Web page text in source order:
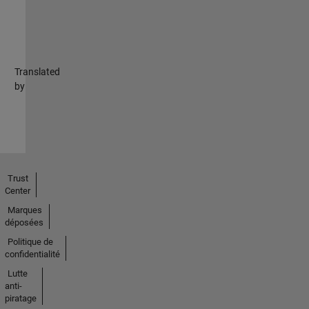
Translated
by
Trust
Center
Marques
déposées
Politique de
confidentialité
Lutte
anti-
piratage